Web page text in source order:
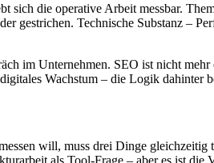
sich die operative Arbeit messbar.
gestrichen. Technische Substanz –
im Unternehmen. SEO ist nicht
Wachstum – die Logik dahinter
will, muss drei Dinge